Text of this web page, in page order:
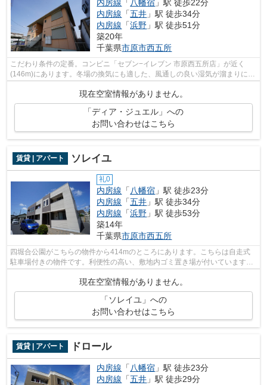
内房線 「 八幡宿 」駅 徒歩22分
内房線 「五井 」駅 徒歩34分
内房線 「浜野 」駅 徒歩51分
築20年
千葉県市原市西五所
こだわり条件の定番。コンビニ「セブン−イレブン 市原西五所店」が近く
(146m)にあります。冬場の換気にも適した、風通しの良い湿気が溜まりにく
現在空室情報がありません。
「ディア・ジュエル」への
お問い合わせはこちら
賃貸 | アパート ソレイユ
礼0
内房線 「 八幡宿 」駅 徒歩23分
内房線 「五井 」駅 徒歩34分
内房線 「浜野 」駅 徒歩53分
築14年
千葉県市原市西五所
四堀合公園がこちらの物件から414mのところにあります。こちらは自走式
駐車場付きの物件です。利便性の高い、敷地内ゴミ置き場が付いています。
現在空室情報がありません。
「ソレイユ」への
お問い合わせはこちら
賃貸 | アパート ドロール
内房線 「八幡宿 」駅 徒歩23分
内房線 「五井 」駅 徒歩29分